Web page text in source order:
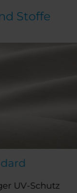
Stoffe
UV-Schutz